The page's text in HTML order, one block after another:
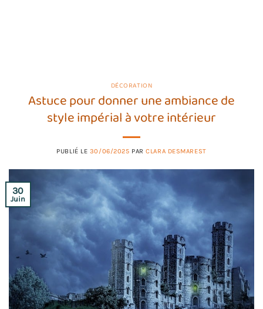
DÉCORATION
Astuce pour donner une ambiance de
style impérial à votre intérieur
PUBLIÉ LE 30/06/2025 PARCLARA DESMAREST
30
Juin